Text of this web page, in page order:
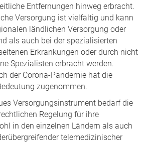
Entfernungen hinweg erbracht.
Versorgung ist vielfältig und kann
ländlichen Versorgung oder
als auch bei der spezialisierten
Erkrankungen oder durch nicht
Spezialisten erbracht werden.
der Corona-Pandemie hat die
zugenommen.
Versorgungsinstrument bedarf die
Regelung für ihre
in den einzelnen Ländern als auch
telemedizinischer